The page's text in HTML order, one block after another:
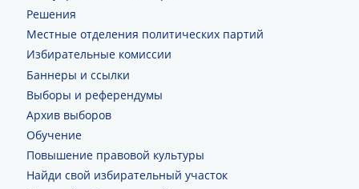
Публичные слушания и общественные обсуждения
Документы
Решения
Местные отделения политических партий
Избирательные комиссии
Баннеры и ссылки
Выборы и референдумы
Архив выборов
Обучение
Повышение правовой культуры
Найди свой избирательный участок